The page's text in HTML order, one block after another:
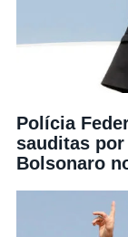
Polícia
sauditas
Bolsonaro